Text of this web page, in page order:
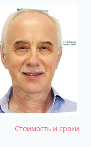
Стоимость и сроки